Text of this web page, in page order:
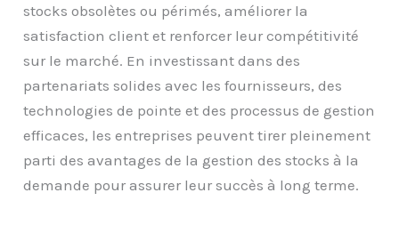
stocks obsolètes ou périmés, améliorer la
satisfaction client et renforcer leur compétitivité
sur le marché. En investissant dans des
partenariats solides avec les fournisseurs, des
technologies de pointe et des processus de gestion
efficaces, les entreprises peuvent tirer pleinement
parti des avantages de la gestion des stocks à la
demande pour assurer leur succès à long terme.